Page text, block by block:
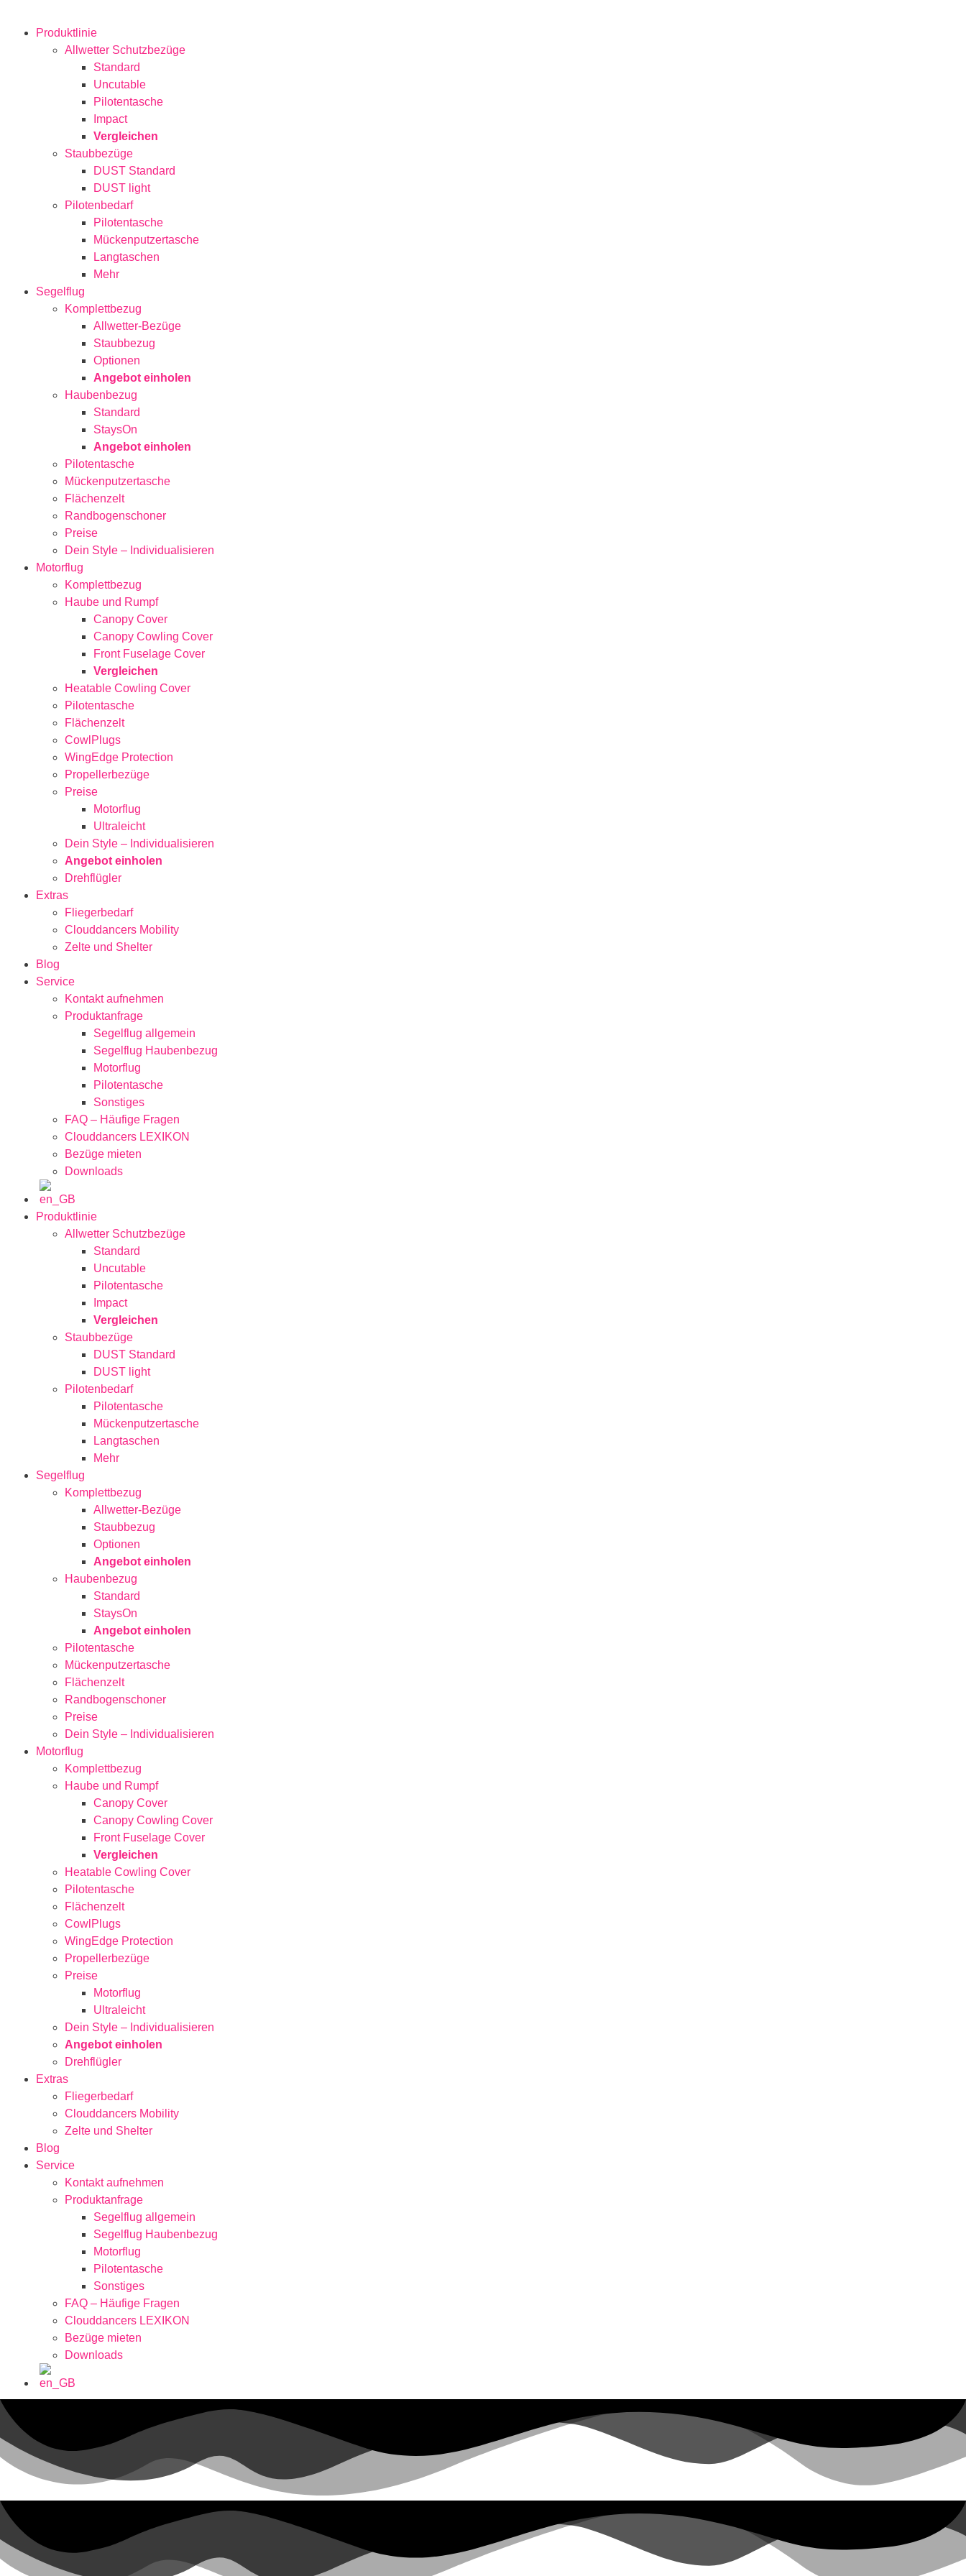
Produktlinie
Allwetter Schutzbezüge
Standard
Uncutable
Pilotentasche
Impact
Vergleichen
Staubbezüge
DUST Standard
DUST light
Pilotenbedarf
Pilotentasche
Mückenputzertasche
Langtaschen
Mehr
Segelflug
Komplettbezug
Allwetter-Bezüge
Staubbezug
Optionen
Angebot einholen
Haubenbezug
Standard
StaysOn
Angebot einholen
Pilotentasche
Mückenputzertasche
Flächenzelt
Randbogenschoner
Preise
Dein Style – Individualisieren
Motorflug
Komplettbezug
Haube und Rumpf
Canopy Cover
Canopy Cowling Cover
Front Fuselage Cover
Vergleichen
Heatable Cowling Cover
Pilotentasche
Flächenzelt
CowlPlugs
WingEdge Protection
Propellerbezüge
Preise
Motorflug
Ultraleicht
Dein Style – Individualisieren
Angebot einholen
Drehflügler
Extras
Fliegerbedarf
Clouddancers Mobility
Zelte und Shelter
Blog
Service
Kontakt aufnehmen
Produktanfrage
Segelflug allgemein
Segelflug Haubenbezug
Motorflug
Pilotentasche
Sonstiges
FAQ – Häufige Fragen
Clouddancers LEXIKON
Bezüge mieten
Downloads
Produktlinie
Allwetter Schutzbezüge
Standard
Uncutable
Pilotentasche
Impact
Vergleichen
Staubbezüge
DUST Standard
DUST light
Pilotenbedarf
Pilotentasche
Mückenputzertasche
Langtaschen
Mehr
Segelflug
Komplettbezug
Allwetter-Bezüge
Staubbezug
Optionen
Angebot einholen
Haubenbezug
Standard
StaysOn
Angebot einholen
Pilotentasche
Mückenputzertasche
Flächenzelt
Randbogenschoner
Preise
Dein Style – Individualisieren
Motorflug
Komplettbezug
Haube und Rumpf
Canopy Cover
Canopy Cowling Cover
Front Fuselage Cover
Vergleichen
Heatable Cowling Cover
Pilotentasche
Flächenzelt
CowlPlugs
WingEdge Protection
Propellerbezüge
Preise
Motorflug
Ultraleicht
Dein Style – Individualisieren
Angebot einholen
Drehflügler
Extras
Fliegerbedarf
Clouddancers Mobility
Zelte und Shelter
Blog
Service
Kontakt aufnehmen
Produktanfrage
Segelflug allgemein
Segelflug Haubenbezug
Motorflug
Pilotentasche
Sonstiges
FAQ – Häufige Fragen
Clouddancers LEXIKON
Bezüge mieten
Downloads